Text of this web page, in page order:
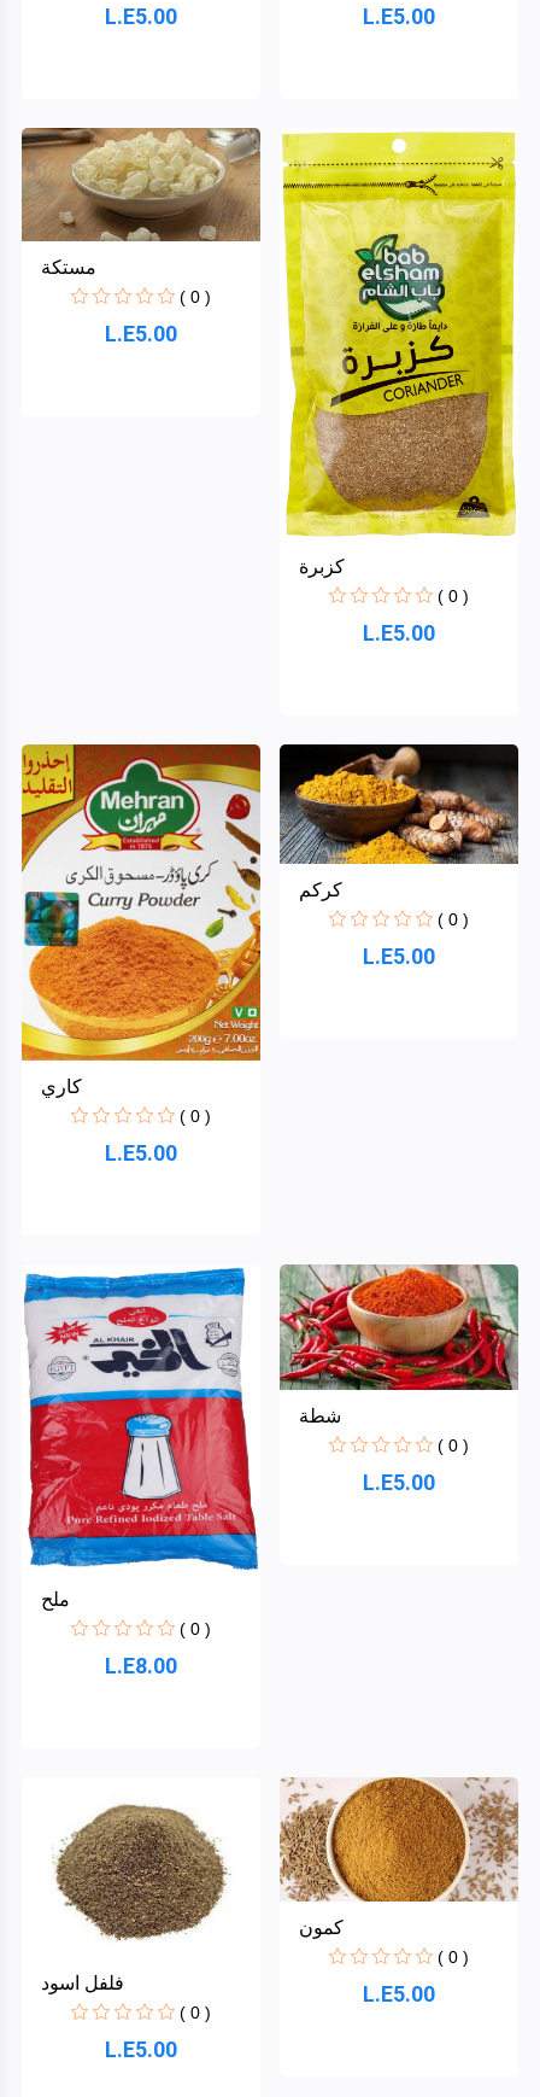
L.E5.00 L.E5.00
مستكة
( 0 )
L.E5.00
كزبرة
( 0 )
L.E5.00
كاري
( 0 )
L.E5.00
كركم
( 0 )
L.E5.00
ملح
( 0 )
L.E8.00
شطة
( 0 )
L.E5.00
فلفل اسود
( 0 )
L.E5.00
كمون
( 0 )
L.E5.00